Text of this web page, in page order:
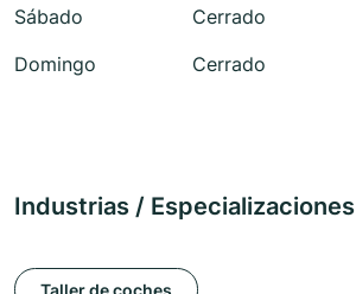
Sábado
Cerrado
Domingo
Cerrado
Industrias / Especializaciones
Taller de coches